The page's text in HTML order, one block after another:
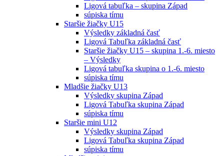
Ligová tabuľka – skupina Západ
súpiska tímu
Staršie žiačky U15
Výsledky základná časť
Ligová Tabuľka základná časť
Staršie žiačky U15 – skupina 1.-6. miesto
– Výsledky
Ligová tabuľka skupina o 1.-6. miesto
súpiska tímu
Mladšie žiačky U13
Výsledky skupina Západ
Ligová Tabuľka skupina Západ
súpiska tímu
Staršie mini U12
Výsledky skupina Západ
Ligová Tabuľka skupina Západ
súpiska tímu